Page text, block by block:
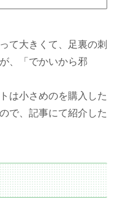
て大きくて、足裏の刺
、「でかいから邪
は小さめのを購入した
で、記事にて紹介した